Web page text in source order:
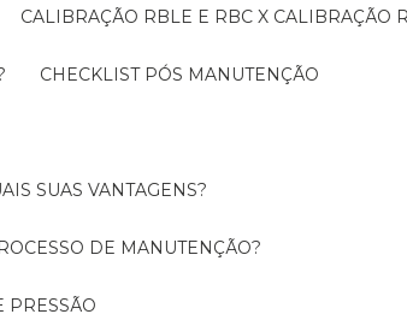
CALIBRAÇÃO RBLE E RBC X CALIBRAÇÃO
CHECKLIST PÓS MANUTENÇÃO
SUAS VANTAGENS?
DE MANUTENÇÃO?
PRESSÃO